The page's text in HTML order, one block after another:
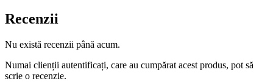
Recenzii
Nu există recenzii până acum.
Numai clienții autentificați, care au cumpărat acest produs, pot să
scrie o recenzie.